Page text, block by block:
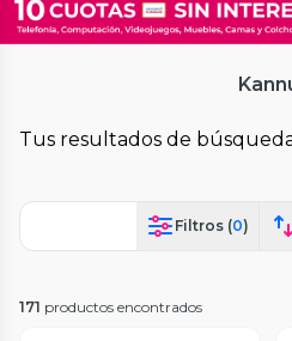
Tus resultados de
Filtros (0)
171 productos encontrados